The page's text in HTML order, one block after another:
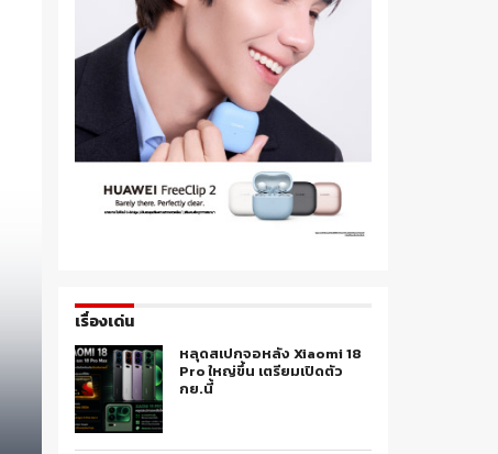
เรื่องเด่น
หลุดสเปกจอหลัง Xiaomi 18
Pro ใหญ่ขึ้น เตรียมเปิดตัว
กย.นี้